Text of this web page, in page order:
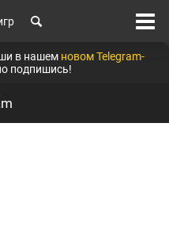
в нашем новом Telegram-
подпишись!